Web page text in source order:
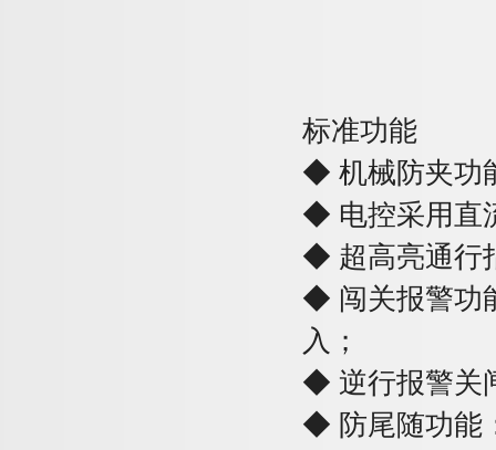
标准功能
◆ 机械防夹功
◆ 电控采用直
◆ 超高亮通行
◆ 闯关报警功
入 ；
◆ 逆行报警关
◆ 防尾随功能